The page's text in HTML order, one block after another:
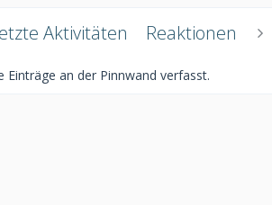
Aktivitäten Reaktionen
Einträge an der Pinnwand verfasst.